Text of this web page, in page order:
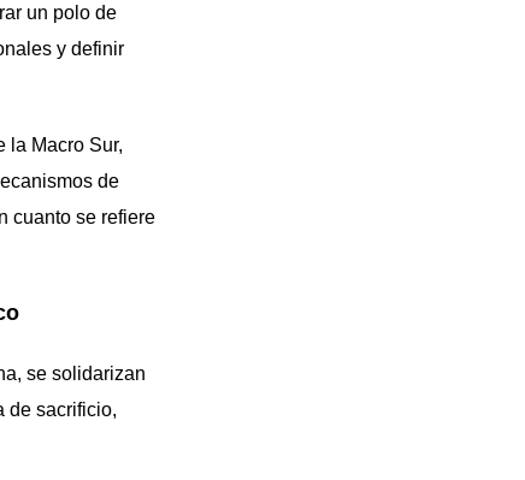
un polo de
y definir
la Macro Sur,
de
cuanto se refiere
se solidarizan
de sacrificio,